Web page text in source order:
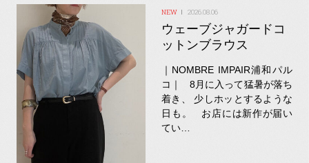
2026.08.06
ウェーブジャガードコ
ットンブラウス
｜NOMBRE IMPAIR浦和パル
コ｜ 8月に入って猛暑が落ち
着き、 少しホッとするような
日も。 お店には新作が届い
てい…